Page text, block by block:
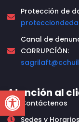
Open toolbar
Protección de
Canal de
CORRUPCÍÓN:
Atención al
Contáctenos
Sedes y Horarios